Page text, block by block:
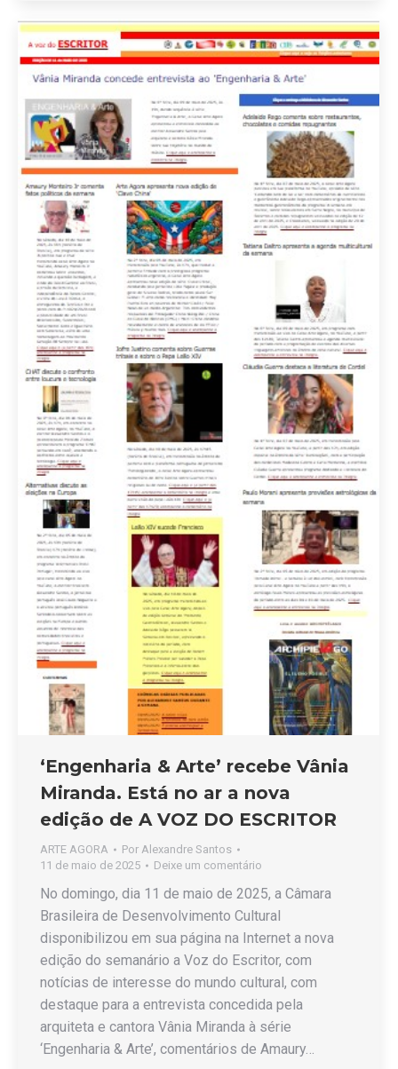
‘Engenharia & Arte’ recebe Vânia
Miranda. Está no ar a nova
edição de A VOZ DO ESCRITOR
ARTE AGORA Por Alexandre Santos
11 de maio de 2025
Deixe um comentário
No domingo, dia 11 de maio de 2025, a Câmara
Brasileira de Desenvolvimento Cultural
disponibilizou em sua página na Internet a nova
edição do semanário a Voz do Escritor, com
notícias de interesse do mundo cultural, com
destaque para a entrevista concedida pela
arquiteta e cantora Vânia Miranda à série
‘Engenharia & Arte’, comentários de Amaury…